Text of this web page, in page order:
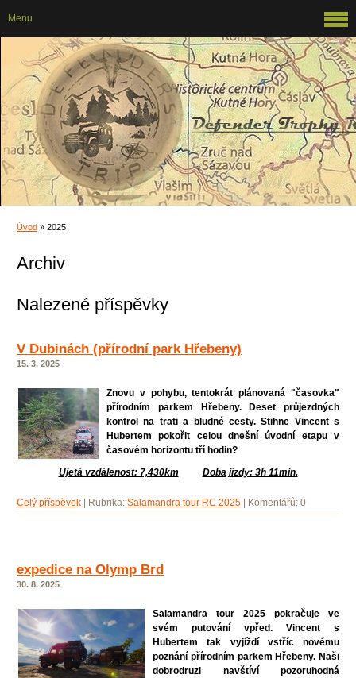
Úvod » 2025
Archiv
Nalezené příspěvky
V Dubinách (přírodní park Hřebeny)
15. 3. 2025
Znovu v pohybu, tentokrát plánovaná "časovka"
přírodním parkem Hřebeny. Deset průjezdných
kontrol na trati a bludné cesty. Stihne Vincent s
Hubertem pokořit celou dnešní úvodní etapu v
časovém horizontu tří hodin?
Ujetá vzdálenost: 7,430km
Doba jízdy: 3h 11min.
Celý příspěvek Rubrika: Salamandra tour RC 2025 Komentářů: 0
expedice na Olymp Brd
30. 8. 2025
Salamandra tour 2025 pokračuje ve
svém putování vpřed. Vincent s
Hubertem tak vyjíždí vstříc novému
poznání přírodním parkem Hřebeny. Naši
dobrodruzi navštíví pozoruhodná
Menu